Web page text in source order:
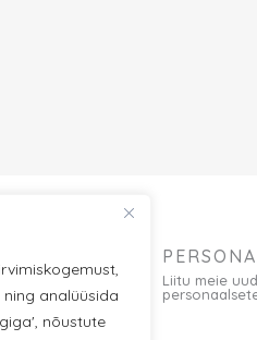
analüüsida
nõustute
Liitu meie